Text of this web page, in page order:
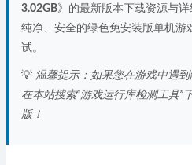
3.02GB》的最新版本下载资源与
纯净、安全的绿色免安装版单机游
试。
💡 温馨提示：如果您在游戏中遇
在本站搜索“游戏运行库检测工具”
版！